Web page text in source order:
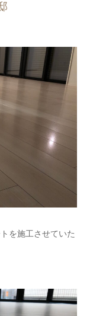
を施工させていた